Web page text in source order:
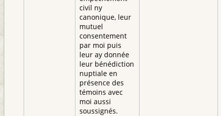
civil ny
canonique, leur
mutuel
consentement
par moi puis
leur ay donnée
leur bénédiction
nuptiale en
présence des
témoins avec
moi aussi
soussignés.